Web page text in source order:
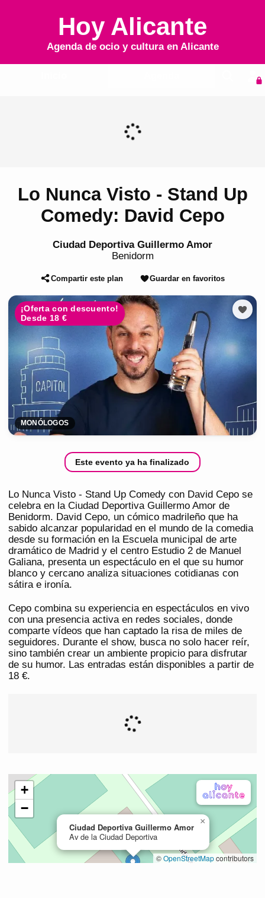
Hoy Alicante
Agenda de ocio y cultura en Alicante
Lo Nunca Visto - Stand Up
Comedy: David Cepo
Ciudad Deportiva Guillermo Amor
Benidorm
Compartir este plan Guardar en favoritos
¡Oferta con descuento!
Desde 18 €
MONÓLOGOS
Este evento ya ha finalizado
Lo Nunca Visto - Stand Up Comedy con David Cepo se
celebra en la Ciudad Deportiva Guillermo Amor de
Benidorm. David Cepo, un cómico madrileño que ha
sabido alcanzar popularidad en el mundo de la comedia
desde su formación en la Escuela municipal de arte
dramático de Madrid y el centro Estudio 2 de Manuel
Galiana, presenta un espectáculo en el que su humor
blanco y cercano analiza situaciones cotidianas con
sátira e ironía.
Cepo combina su experiencia en espectáculos en vivo
con una presencia activa en redes sociales, donde
comparte vídeos que han captado la risa de miles de
seguidores. Durante el show, busca no solo hacer reír,
sino también crear un ambiente propicio para disfrutar
de su humor. Las entradas están disponibles a partir de
18 €.